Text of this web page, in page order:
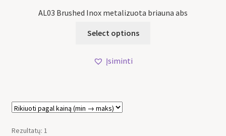
AL03 Brushed Inox metalizuota briauna abs
Select options
Įsiminti
Rezultatų: 1